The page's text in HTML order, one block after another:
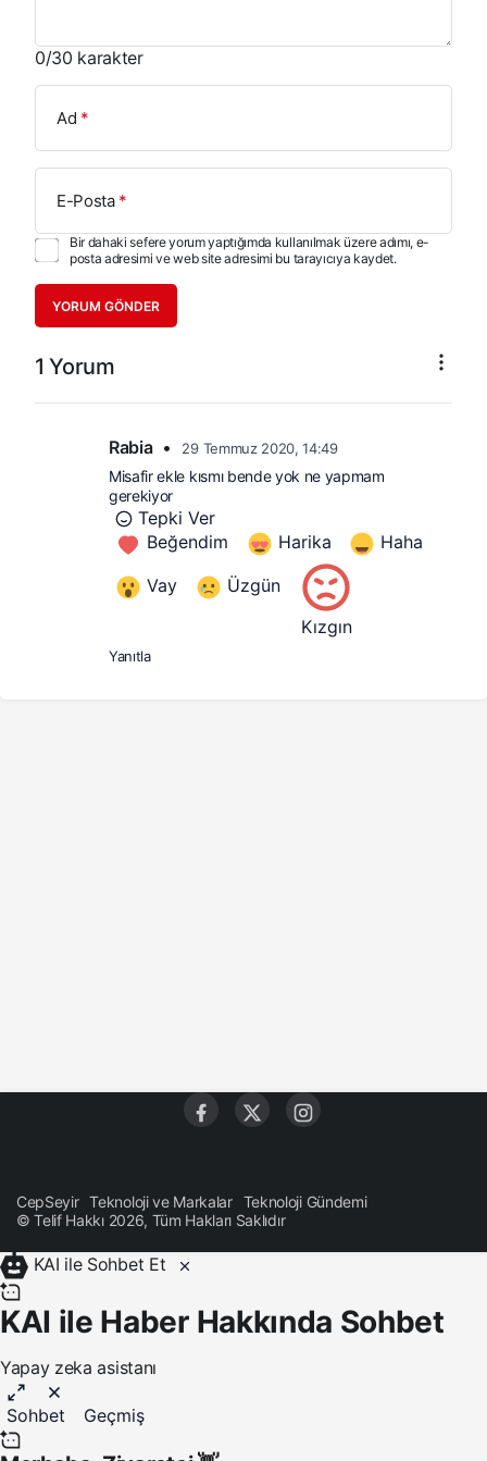
0/30 karakter
Ad *
E-Posta*
Bir dahaki sefere yorum yaptığımda kullanılmak üzere adımı, e-
posta adresimi ve web site adresimi bu tarayıcıya kaydet.
YORUM GÖNDER
1 Yorum
Rabia • 29 Temmuz 2020, 14:49
Misafir ekle kısmı bende yok ne yapmam
gerekiyor
Tepki Ver
Beğendim
Harika
Haha
Vay
Üzgün
Kızgın
Yanıtla
CepSeyir Teknoloji ve Markalar
Teknoloji Gündemi
© Telif Hakkı 2026, Tüm Hakları Saklıdır
KAI ile Sohbet Et
KAI ile Haber Hakkında Sohbet
Yapay zeka asistanı
Sohbet Geçmiş